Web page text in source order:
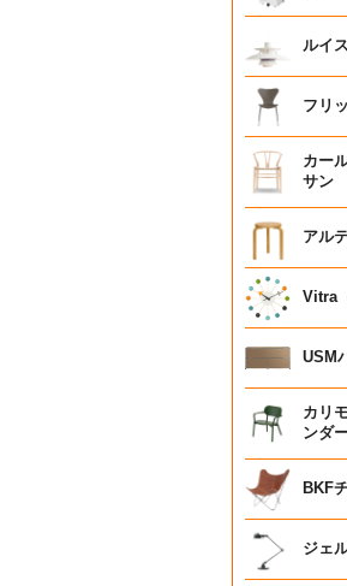
ルイ
フリ
カー
サン
アル
Vitra
USM
カリ
ンダ
BKF
ジェ